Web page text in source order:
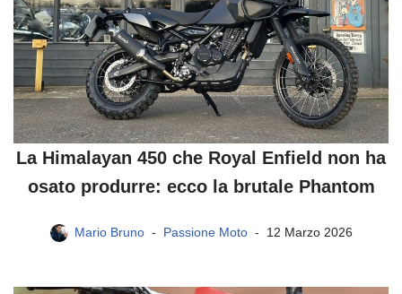
La Himalayan 450 che Royal Enfield non ha
osato produrre: ecco la brutale Phantom
Mario Bruno Passione Moto 12 Marzo 2026